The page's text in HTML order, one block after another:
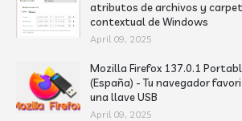
atributos de archivos y
contextual de Windows
April 09, 2025
Mozilla Firefox 137.0.1
(España) - Tu navegador
una llave USB
April 09, 2025